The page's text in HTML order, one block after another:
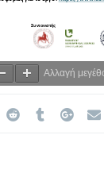
Αλλαγή